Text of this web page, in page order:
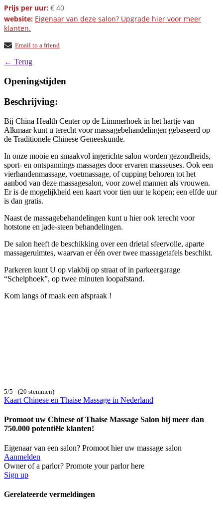
Prijs per uur: € 40
website: Eigenaar van deze salon? Upgrade hier voor meer
klanten.
Email to a friend
← Terug
Openingstijden
Beschrijving:
Bij China Health Center op de Limmerhoek in het hartje van
Alkmaar kunt u terecht voor massagebehandelingen gebaseerd op
de Traditionele Chinese Geneeskunde.
In onze mooie en smaakvol ingerichte salon worden gezondheids,
sport- en ontspannings massages door ervaren masseuses. Ook een
vierhandenmassage, voetmassage, of cupping behoren tot het
aanbod van deze massagesalon, voor zowel mannen als vrouwen.
Er is de mogelijkheid een kaart voor tien uur te kopen; een elfde uur
is dan gratis.
Naast de massagebehandelingen kunt u hier ook terecht voor
hotstone en jade-steen behandelingen.
De salon heeft de beschikking over een drietal sfeervolle, aparte
massageruimtes, waarvan er één over twee massagetafels beschikt.
Parkeren kunt U op vlakbij op straat of in parkeergarage
“Schelphoek”, op twee minuten loopafstand.
Kom langs of maak een afspraak !
5/5 - (20 stemmen)
Kaart Chinese en Thaise Massage in Nederland
Promoot uw Chinese of Thaise Massage Salon bij meer dan
750.000 potentiële klanten!
Eigenaar van een salon? Promoot hier uw massage salon
Aanmelden
Owner of a parlor? Promote your parlor here
Sign up
Gerelateerde vermeldingen